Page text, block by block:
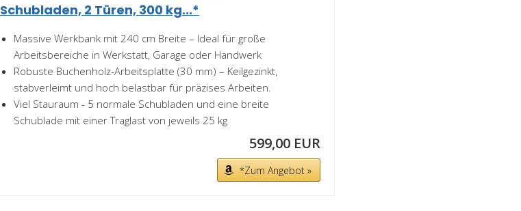
Schubladen, 2 Türen, 300 kg...*
Massive Werkbank mit 240 cm Breite – Ideal für große
Arbeitsbereiche in Werkstatt, Garage oder Handwerk
Robuste Buchenholz-Arbeitsplatte (30 mm) – Keilgezinkt,
stabverleimt und hoch belastbar für präzises Arbeiten.
Viel Stauraum - 5 normale Schubladen und eine breite
Schublade mit einer Traglast von jeweils 25 kg
599,00 EUR
*Zum Angebot »